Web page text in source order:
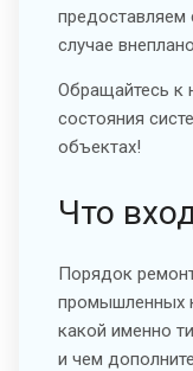
предоставляем
случае
Обращайтесь к
состояния
объектах!
Что
Порядок
промышленных
какой именно
и чем